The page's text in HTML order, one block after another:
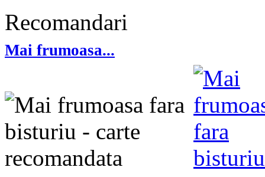
Recomandari
Mai frumoasa...